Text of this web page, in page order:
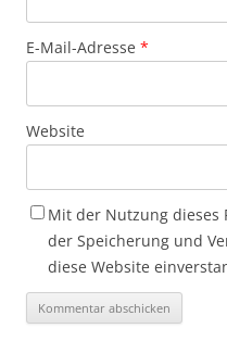
E-Mail-Adresse *
Website
Mit der Nutzung
der Speicherung und
diese Website